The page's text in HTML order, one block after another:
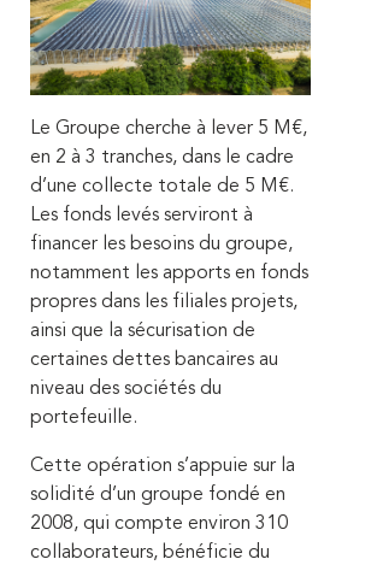
Le Groupe cherche à lever 5 M€,
en 2 à 3 tranches, dans le cadre
d’une collecte totale de 5 M€.
Les fonds levés serviront à
financer les besoins du groupe,
notamment les apports en fonds
propres dans les filiales projets,
ainsi que la sécurisation de
certaines dettes bancaires au
niveau des sociétés du
portefeuille.
Cette opération s’appuie sur la
solidité d’un groupe fondé en
2008, qui compte environ 310
collaborateurs, bénéficie du